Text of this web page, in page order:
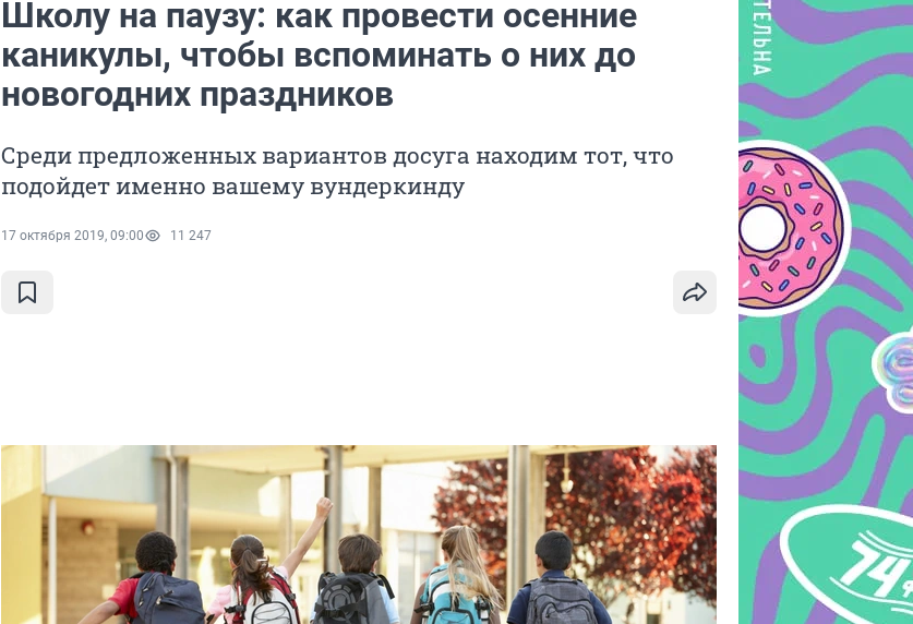
Школу на паузу: как провести осенние
каникулы, чтобы вспоминать о них до
новогодних праздников
Среди предложенных вариантов досуга находим тот, что
подойдет именно вашему вундеркинду
17 октября 2019, 09:00 11 247